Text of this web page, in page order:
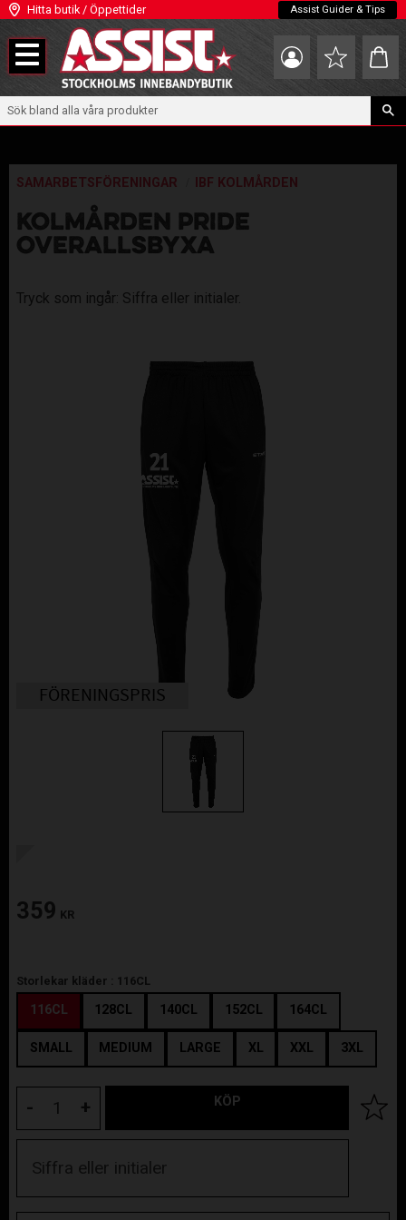
Meny
Hitta butik / Öppettider Assist Guider & Tips
Favoriter
SAMARBETSFÖRENINGAR IBF KOLMÅRDEN
KOLMÅRDEN PRIDE
OVERALLSBYXA
Tryck som ingår: Siffra eller initialer.
FÖRENINGSPRIS
359 KR
Storlekar kläder : 116CL
116CL 128CL 140CL 152CL 164CL
SMALL MEDIUM LARGE XL XXL 3XL
+
- KÖP Lägg